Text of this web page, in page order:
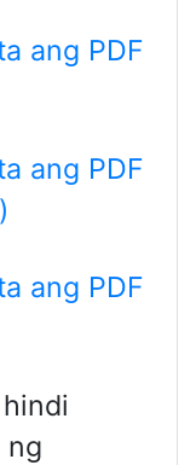
ang PDF
ang PDF
ang PDF
ng